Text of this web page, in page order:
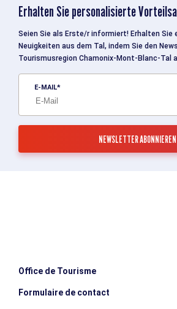
Erhalten Sie personalisierte
Seien Sie als Erste/r informiert! Erhalten Sie
Neuigkeiten aus dem Tal, indem Sie den
Tourismusregion Chamonix-Mont-Blanc-Tal
E-MAIL
Office de Tourisme
Formulaire de contact